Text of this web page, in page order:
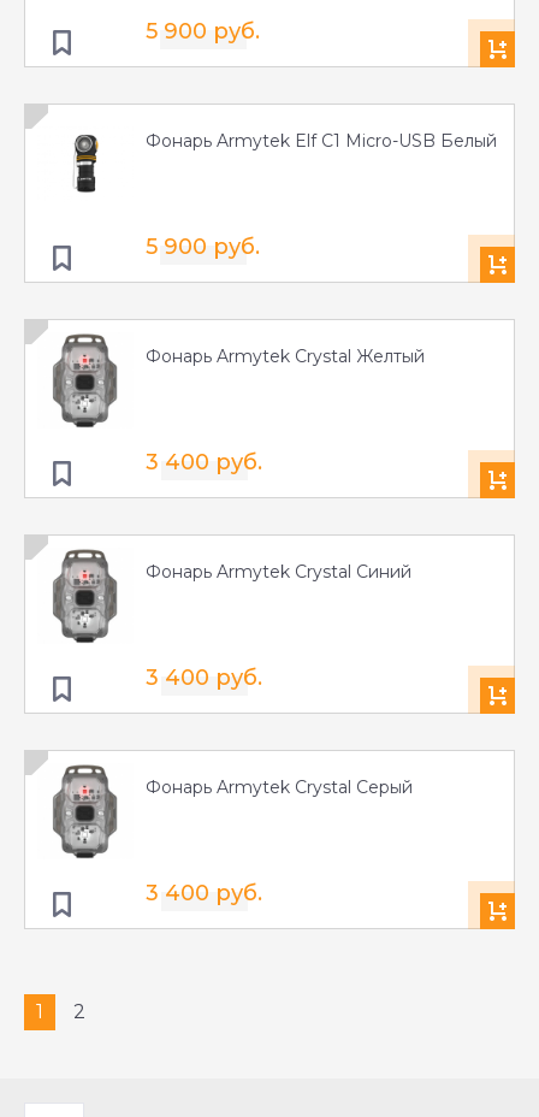
5 900 руб.
Фонарь Armytek Elf C1 Micro-USB Белый
5 900 руб.
Фонарь Armytek Crystal Желтый
3 400 руб.
Фонарь Armytek Crystal Синий
3 400 руб.
Фонарь Armytek Crystal Серый
3 400 руб.
1 2